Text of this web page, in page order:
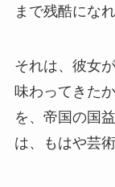
まで残酷にな
それは、彼女
味わってきた
を、帝国の国
は、もはや芸